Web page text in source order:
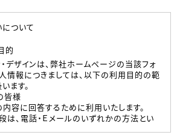
ついて
的
デザインは、弊社ホームページの当該フォ
情報につきましては、以下の利用目的の範
ます。
皆様
に回答するために利用いたします。
、電話・Ｅメールのいずれかの方法とい